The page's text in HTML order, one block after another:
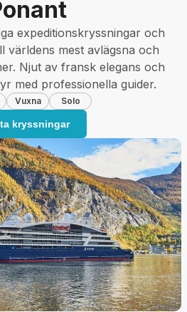
expeditionskryssningar och
världens mest avlägsna och
Njut av fransk elegans och
med professionella guider.
Vuxna Solo
kryssningar